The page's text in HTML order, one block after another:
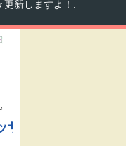
新しますよ！.